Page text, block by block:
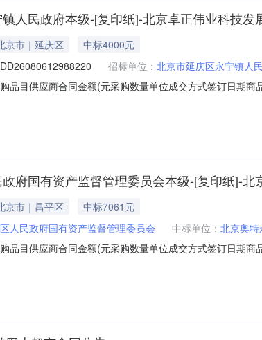
人民政府本级-[复印纸]-北京卓正伟业科技发
京市｜延庆区
中标4000元
招标单位： 北京市延庆区永宁镇人
品目供应商合同金额(元采购数量单位成交方式签订日期
m2]_DD26080612988220
府国有资产监督管理委员会本级-[复印纸]-北
京市｜昌平区
中标7061元
人民政府国有资产监督管理委员会 中标单位： 北京奥特
品目供应商合同金额(元采购数量单位成交方式签订日期
采购[飞星鱼80gA3多功能复印纸500张/包飞星鱼80gA4多